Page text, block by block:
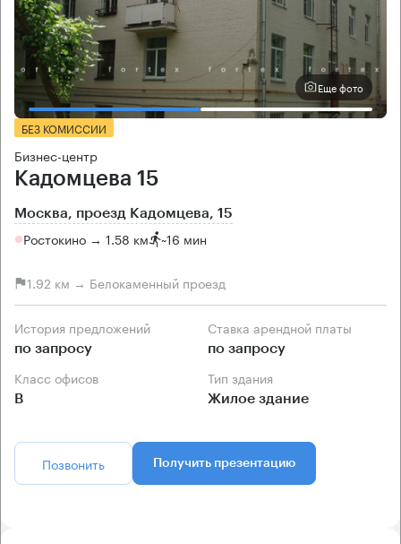
Еще фото
БЕЗ КОМИССИИ
Бизнес-центр
Кадомцева 15
Москва, проезд Кадомцева, 15
Ростокино → 1.58 км ~16 мин
1.92 км → Белокаменный проезд
История предложений
по запросу
Ставка арендной платы
по запросу
Класс офисов
B
Тип здания
Жилое здание
Позвонить Получить презентацию